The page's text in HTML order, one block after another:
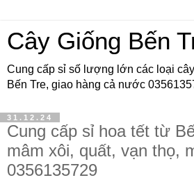
Cây Giống Bến
Cung cấp sỉ số lượng lớn các loại
Bến Tre, giao hàng cả nước
31.12.24
Cung cấp sỉ hoa tết từ
mâm xôi, quất, vạn thọ,
0356135729